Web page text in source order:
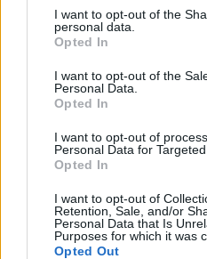
I want to opt-out of the
personal data.
Opted In
I want to opt-out of the
Personal Data.
Opted In
I want to opt-out of
Personal Data for Targeted
Opted In
I want to opt-out of
Retention, Sale, and/or
Personal Data that Is
Purposes for which it was
Opted Out